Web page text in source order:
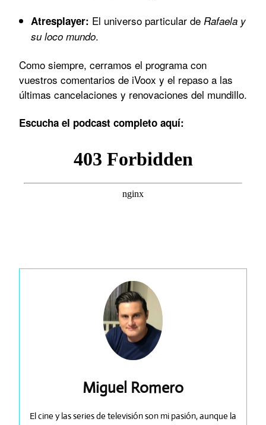
Atresplayer: El universo particular de Rafaela y
su loco mundo.
Como siempre, cerramos el programa con
vuestros comentarios de iVoox y el repaso a las
últimas cancelaciones y renovaciones del mundillo.
Escucha el podcast completo aquí:
Miguel Romero
El cine y las series de televisión son mi pasión, aunque la